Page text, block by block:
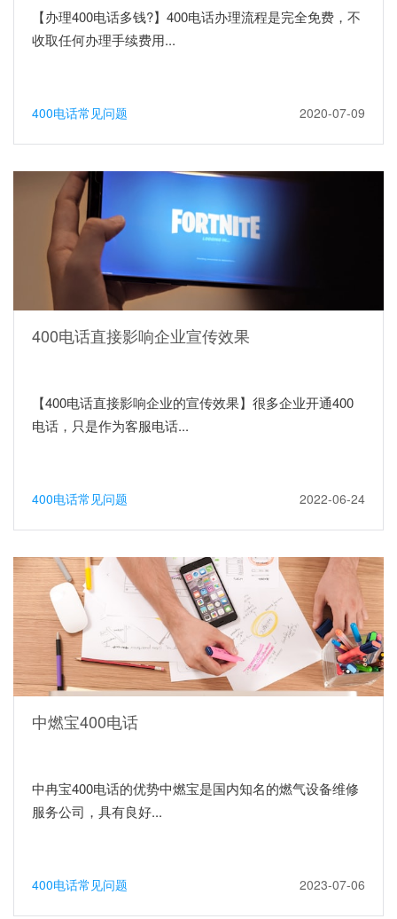
【办理400电话多钱?】400电话办理流程是完全免费，不
收取任何办理手续费用...
400电话常见问题 2020-07-09
400电话直接影响企业宣传效果
【400电话直接影响企业的宣传效果】很多企业开通400
电话，只是作为客服电话...
400电话常见问题 2022-06-24
中燃宝400电话
中冉宝400电话的优势中燃宝是国内知名的燃气设备维修
服务公司，具有良好...
400电话常见问题 2023-07-06